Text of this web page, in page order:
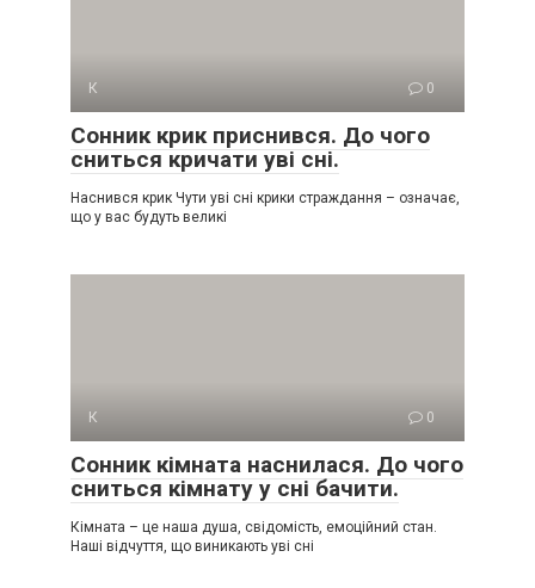
К 0
Сонник крик приснився. До чого
сниться кричати уві сні.
Наснився крик Чути уві сні крики страждання – означає,
що у вас будуть великі
К 0
Сонник кімната наснилася. До чого
сниться кімнату у сні бачити.
Кімната – це наша душа, свідомість, емоційний стан.
Наші відчуття, що виникають уві сні